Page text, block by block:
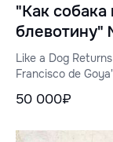
"Как
блевотину"
Капричос"
Like a Dog
Francisco de
50 000₽